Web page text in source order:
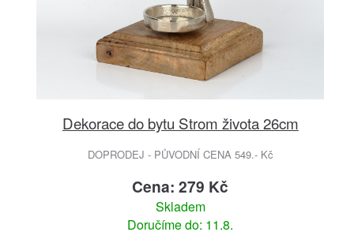
Dekorace do bytu Strom života 26cm
DOPRODEJ - PŮVODNÍ CENA 549.- Kč
Cena: 279 Kč
Skladem
Doručíme do: 11.8.